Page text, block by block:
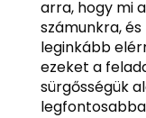
arra, hogy mi
számunkra,
leginkább
ezeket a
sürgősségük